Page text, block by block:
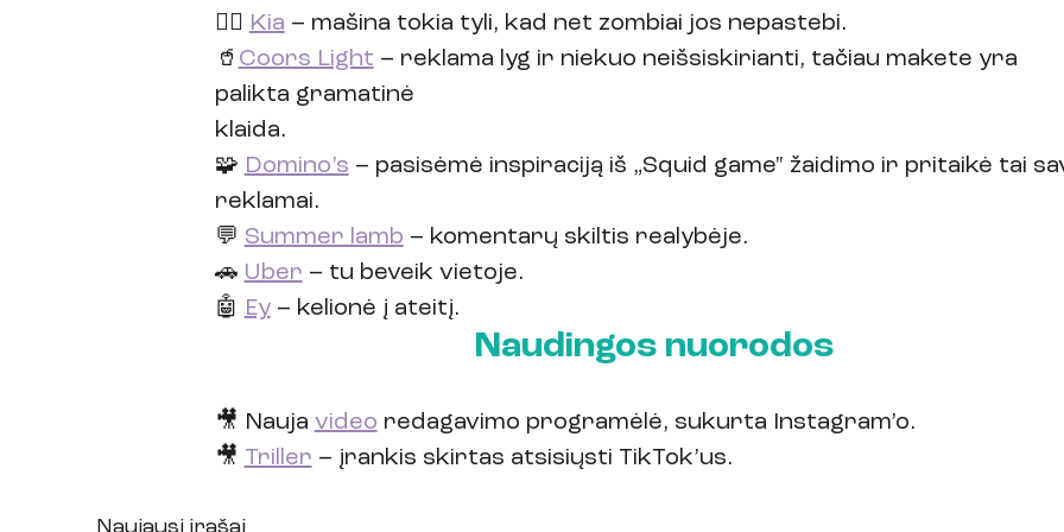
🧟‍♀️ Kia – mašina tokia tyli, kad net zombiai jos nepastebi.
🥤 Coors Light – reklama lyg ir niekuo neišsiskirianti, tačiau makete yra
palikta gramatinė
klaida.
🧩 Domino’s – pasisėmė inspiraciją iš „Squid game" žaidimo ir pritaikė tai
reklamai.
💬 Summer lamb – komentarų skiltis realybėje.
🚗 Uber – tu beveik vietoje.
🤖 Ey – kelionė į ateitį.
Naudingos nuorodos
🎥 Nauja video redagavimo programėlė, sukurta Instagram’o.
🎥 Triller – įrankis skirtas atsisiųsti TikTok’us.
Naujausi įrašai